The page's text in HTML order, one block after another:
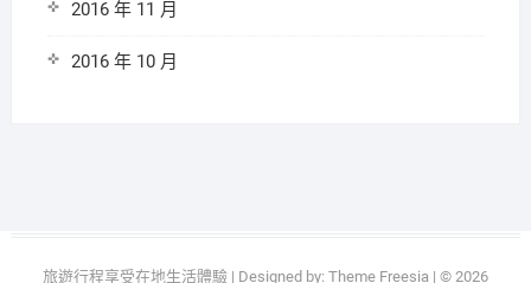
2016 年 11 月
2016 年 10 月
旅遊行程享受在地生活體驗| Designed by: Theme Freesia| © 2026